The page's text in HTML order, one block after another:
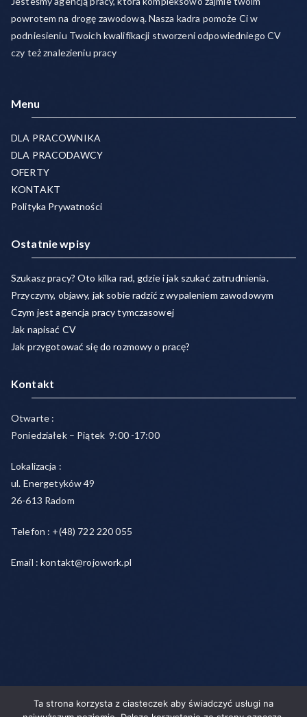
powrotem na drogę zawodową. Nasza kadra pomoże Ci w
podniesieniu Twoich kwalifikacji stworzeni odpowiedniego CV
czy też znalezieniu pracy
Menu
DLA PRACOWNIKA
DLA PRACODAWCY
OFERTY
KONTAKT
Polityka Prywatności
Ostatnie wpisy
Szukasz pracy? Oto kilka rad, gdzie i jak szukać zatrudnienia.
Przyczyny, objawy, jak sobie radzić z wypaleniem zawodowym
Czym jest agencja pracy tymczasowej
Jak napisać CV
Jak przygotować się do rozmowy o pracę?
Kontakt
Otwarte :
Poniedziałek – Piątek 9:00 -17:00
Lokalizacja :
ul. Energetyków 49
26-613 Radom
Telefon : +(48) 722 220 055
Email : kontakt@rojowork.pl
Copyright © 2026Rojo- agencja pracy świadczymy usługi w
Ta strona korzysta z ciasteczek aby świadczyć usługi na